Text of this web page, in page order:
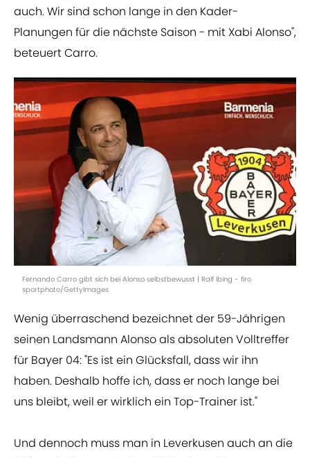
auch. Wir sind schon lange in den Kader-
Planungen für die nächste Saison - mit Xabi Alonso",
beteuert Carro.
Fernando Carro gibt sich bei Alonso selbstbewusst | Ralf Ibing - firo
sportphoto/GettyImages
Wenig überraschend bezeichnet der 59-Jährigen
seinen Landsmann Alonso als absoluten Volltreffer
für Bayer 04: "Es ist ein Glücksfall, dass wir ihn
haben. Deshalb hoffe ich, dass er noch lange bei
uns bleibt, weil er wirklich ein Top-Trainer ist."
Und dennoch muss man in Leverkusen auch an die